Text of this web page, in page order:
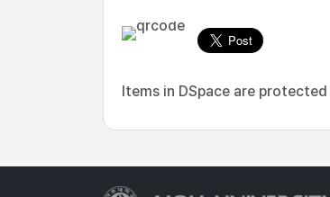
Items in DSpace are